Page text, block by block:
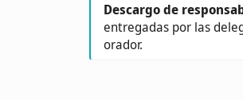
Descargo de
entregadas por las
orador.